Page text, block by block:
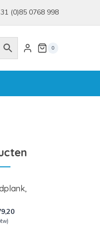
(0)85 0768 998
0
Huidige